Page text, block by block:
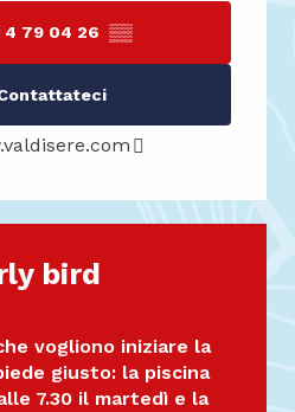
4 79 04 26 ▒▒
bird
vogliono iniziare la
giusto: la piscina
7.30 il martedì e la